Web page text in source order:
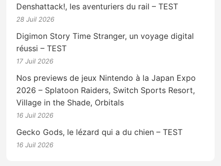
Denshattack!, les aventuriers du rail – TEST
28 Juil 2026
Digimon Story Time Stranger, un voyage digital
réussi – TEST
17 Juil 2026
Nos previews de jeux Nintendo à la Japan Expo
2026 – Splatoon Raiders, Switch Sports Resort,
Village in the Shade, Orbitals
16 Juil 2026
Gecko Gods, le lézard qui a du chien – TEST
16 Juil 2026